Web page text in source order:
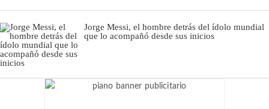
Jorge Messi, el hombre detrás del ídolo mundial
que lo acompañó desde sus inicios